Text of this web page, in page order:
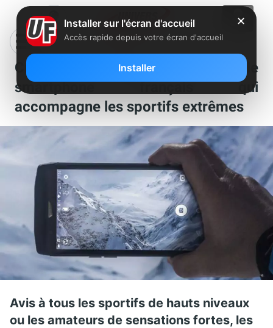
CrossCall Trekker X4 : le
smartphone français qui
accompagne les sportifs extrêmes
Avis à tous les sportifs de hauts niveaux
ou les amateurs de sensations fortes, les
✕
Installer sur l'écran d'accueil
Accès rapide depuis votre écran d'accueil
Installer